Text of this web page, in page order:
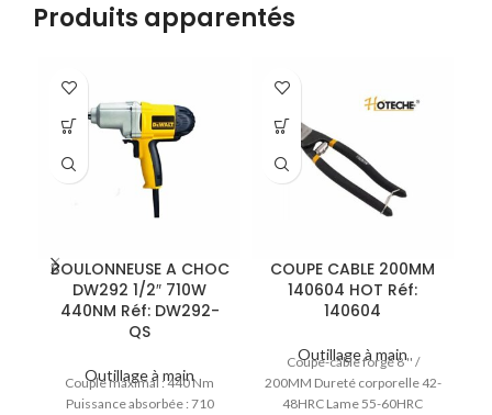
Produits apparentés
BOULONNEUSE A CHOC
DW292 1/2″ 710W
440NM Réf: DW292-
QS
Outillage à main
Couple maximal : 440 Nm
Puissance absorbée : 710
COUPE CABLE 200MM
140604 HOT Réf:
140604
Outillage à main
Coupe-câble forgé 8 '' /
200MM Dureté corporelle 42-
48HRC Lame 55-60HRC